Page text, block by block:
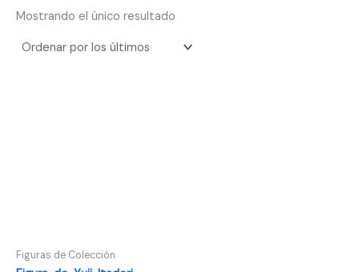
Mostrando el único resultado
Figuras de Colección